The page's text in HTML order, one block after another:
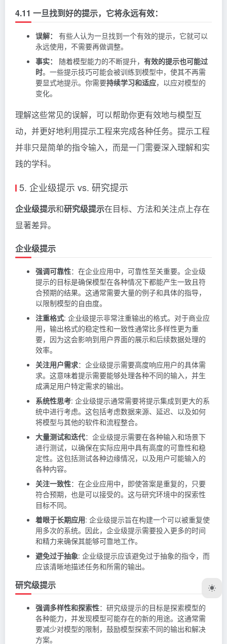
4.11 一旦找到好的提示，它将永远有效：
误解：
有些人认为一旦找到一个有效的提示，它就可以
永远使用，不需要再做调整。
事实：
随着模型能力的不断提升， 有效的提示也可能过
时。一些提示技巧可能会被训练到模型中，使其不再需
要显式地提示。你需要持续学习和适应，以应对模型的
变化。
理解这些常见的误解，可以帮助你更有效地与模型互
动，并更好地利用提示工程来完成各种任务。提示工程
并非只是简单的指令输入，而是一门需要深入理解和实
践的学科。
5. 企业级提示 vs. 研究提示
企业级提示和研究级提示在目标、方法和关注点上存在
显著差异。
企业级提示
强调可靠性：在企业应用中，可靠性至关重要。企业级
提示的目标是确保模型在各种情况下都能产生一致且符
合预期的结果。这通常需要大量的例子和具体的指导，
以限制模型的自由度。
注重格式: 企业级提示非常注重输出的格式。对于商业应
用，输出格式的稳定性和一致性通常比多样性更为重
要，因为这会影响到用户界面的展示和后续数据处理的
效率。
关注用户需求：企业级提示需要高度响应用户的具体需
求。这意味着提示需要能够处理各种不同的输入，并生
成满足用户特定需求的输出。
系统性思考: 企业级提示通常需要将提示集成到更大的系
统中进行考虑。这包括考虑数据来源、延迟、以及如何
将模型与其他的软件和流程整合。
大量测试和迭代：企业级提示需要在各种输入和场景下
进行测试，以确保在实际应用中具有高度的可靠性和稳
定性。这包括测试各种边缘情况，以及用户可能输入的
各种内容。
关注一致性：在企业应用中，即使答案是重复的，只要
符合预期，也是可以接受的。这与研究环境中的探索性
目标不同。
着眼于长期应用: 企业级提示旨在构建一个可以被重复使
用多次的系统。因此，企业级提示需要投入更多的时间
和精力来确保其能够可靠地工作。
避免过于抽象: 企业级提示应该避免过于抽象的指令，而
应该清晰地描述任务和所需的输出。
研究级提示
强调多样性和探索性：研究级提示的目标是探索模型的
各种能力，并发现模型可能存在的新的用途。这通常需
要减少对模型的限制，鼓励模型探索不同的输出和解决
方案。